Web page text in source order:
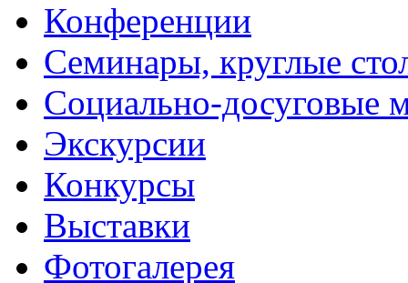
Конференции
Семинары, круглые
Социально-досуговые
Экскурсии
Конкурсы
Выставки
Фотогалерея